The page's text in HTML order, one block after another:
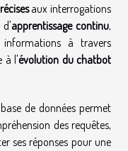
aux interrogations
d'apprentissage continu,
à travers
à l'évolution du chatbot
de données permet
des requêtes,
ses réponses pour une